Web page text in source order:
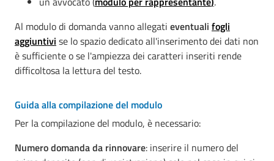
Al modulo di domanda vanno allegati eventuali fogli
aggiuntivi se lo spazio dedicato all'inserimento dei dati non
è sufficiente o se l'ampiezza dei caratteri inseriti rende
difficoltosa la lettura del testo.
Guida alla compilazione del modulo
Per la compilazione del modulo, è necessario:
Numero domanda da rinnovare: inserire il numero del